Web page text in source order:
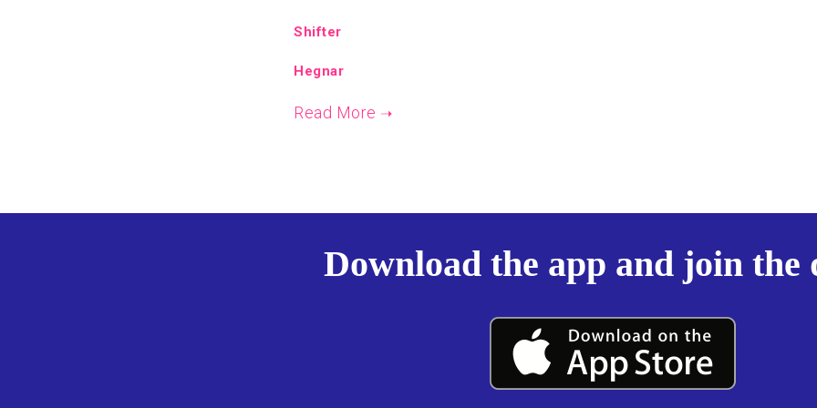
Shifter
Hegnar
Download the app and join the